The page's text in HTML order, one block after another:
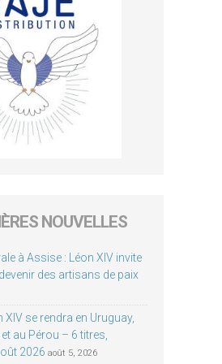
NOUVELLES
à Assise : Léon XIV invite
des artisans de paix
XIV se rendra en Uruguay,
au Pérou – 6 titres,
2026 août 5, 2026